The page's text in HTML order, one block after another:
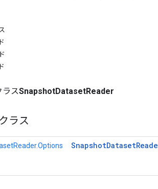
ラスSnapshotDatasetReader
ラス
SnapshotDataset